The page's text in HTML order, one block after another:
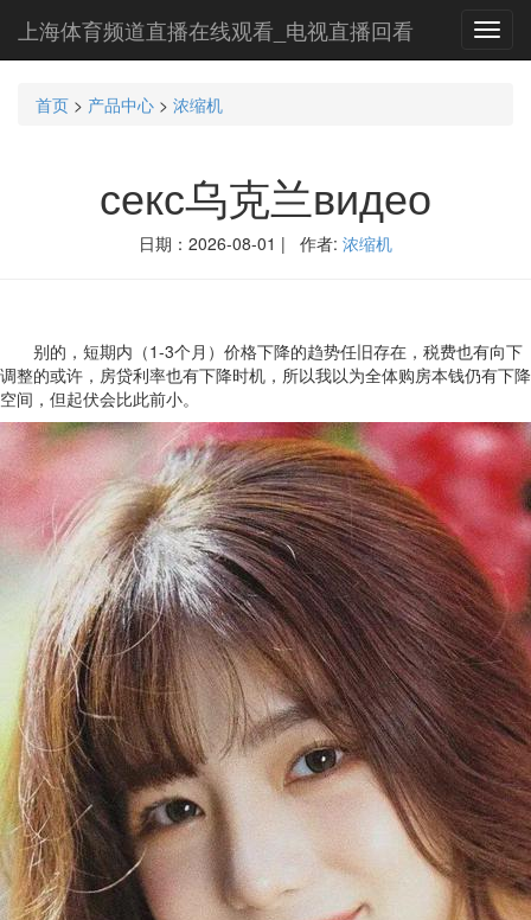
上海体育频道直播在线观看_电视直播回看
首页 > 产品中心 > 浓缩机
секс乌克兰видео
日期：2026-08-01 | 作者: 浓缩机
别的，短期内（1-3个月）价格下降的趋势任旧存在，税费也有向下
调整的或许，房贷利率也有下降时机，所以我以为全体购房本钱仍有下降
空间，但起伏会比此前小。